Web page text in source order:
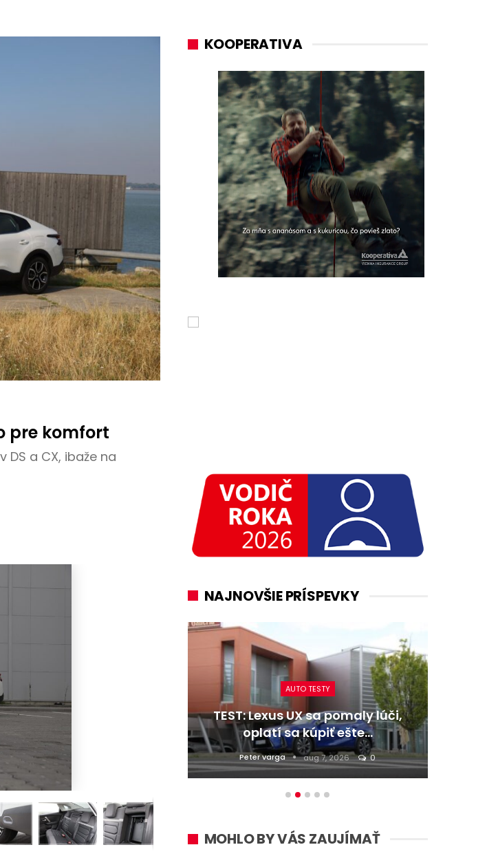
pre komfort
a CX, ibaže na
KOOPERATIVA
NAJNOVŠIE PRÍSPEVKY
TEST: Lexus UX sa pomaly lúči,
oplatí sa kúpiť ešte…
aug 7, 2026
AUTO TESTY
TEST: Dacia Duster hybrid-G
4×4 – Trojitý útok
Daniel Balucha aug 6, 2026
MOHLO BY VÁS ZAUJÍMAŤ